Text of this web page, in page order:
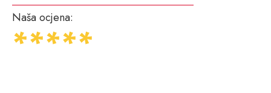
Naša ocjena: